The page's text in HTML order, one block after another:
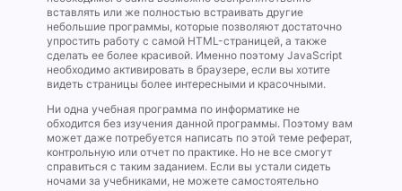
вставлять или же полностью встраивать другие
небольшие программы, которые позволяют достаточно
упростить работу с самой HTML-страницей, а также
сделать ее более красивой. Именно поэтому JavaScript
необходимо активировать в браузере, если вы хотите
видеть страницы более интересными и красочными.
Ни одна учебная программа по информатике не
обходится без изучения данной программы. Поэтому вам
может даже потребуется написать по этой теме реферат,
контрольную или отчет по практике. Но не все смогут
справиться с таким заданием. Если вы устали сидеть
ночами за учебниками, не можете самостоятельно